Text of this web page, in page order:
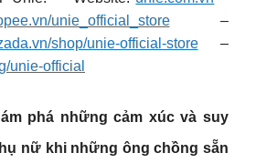
unie_official_store–
shop/unie-official-store–
unie-official
phá những cảm xúc và suy
nữ khi những ông chồng sẵn